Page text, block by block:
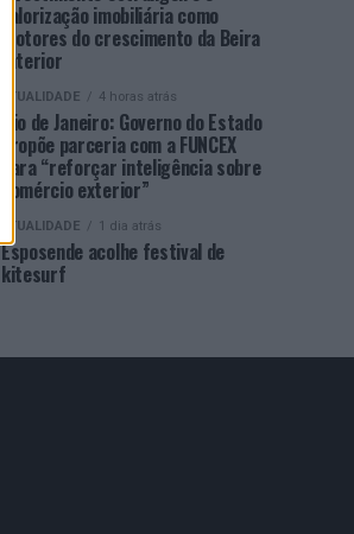
valorização imobiliária como
motores do crescimento da Beira
Interior
ATUALIDADE 4 horas atrás
Rio de Janeiro: Governo do Estado
propõe parceria com a FUNCEX
para “reforçar inteligência sobre
comércio exterior”
ATUALIDADE 1 dia atrás
Esposende acolhe festival de
kitesurf